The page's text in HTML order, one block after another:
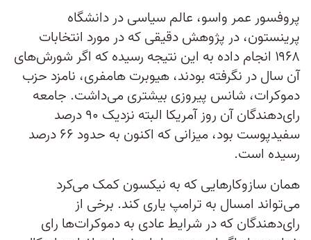
پروفسور عمر واسو، عالم سیاسی در دانشگاه
پرینستون، در پژوهش دقیقی که در مورد انتخابات
۱۹۶۸ انجام داده به این نتیجه رسیده که اگر شورش‌های
آن سال در نگرفته بودند، هیوبرت هامفری، نامزد حزب
دموکرات، شانس پیروزی بیشتری می‌داشت. جامعه
رای‌دهندگان آن‌ روز آمریکا البته نزدیک ۹۰ درصد
سفیدپوست بود، میزانی که اکنون به حدود ۶۶ درصد
رسیده است.
همان سازوکارهایی که به نیکسون کمک می‌کرد
می‌تواند امسال به ترامپ یاری کند. برخی از
رای‌دهندگان که در شرایط عادی به دموکرات‌ها رای